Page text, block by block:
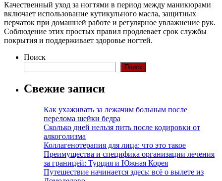
Качественный уход за ногтями в период между маникюрами
включает использование кутикульного масла, защитных
перчаток при домашней работе и регулярное увлажнение рук.
Соблюдение этих простых правил продлевает срок службы
покрытия и поддерживает здоровье ногтей.
Поиск
Поиск
Свежие записи
Как ухаживать за лежачим больным после
перелома шейки бедра
Сколько дней нельзя пить после кодировки от
алкоголизма
Коллагенотерапия для лица: что это такое
Преимущества и специфика организации лечения
за границей: Турция и Южная Корея
Путешествие начинается здесь: всё о вылете из